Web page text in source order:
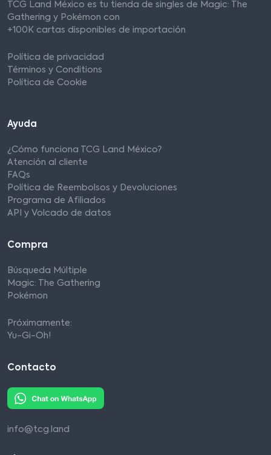
TCG Land México es tu tienda de singles de Magic: The
Gathering y Pokémon con
+100K cartas disponibles de importación
Política de privacidad
Términos y Conditions
Política de Cookie
Ayuda
¿Cómo funciona TCG Land México?
Atención al cliente
FAQs
Política de Reembolsos y Devoluciones
Programa de Afiliados
API y Volcado de datos
Compra
Búsqueda Múltiple
Magic: The Gathering
Pokémon
Próximamente:
Yu-Gi-Oh!
Contacto
info@tcg.land